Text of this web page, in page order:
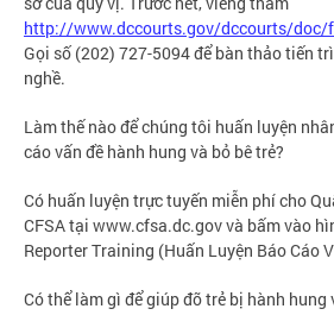
http://www.dccourts.gov/dccourts/doc/
Gọi số (202) 727-5094 để bàn thảo tiến
nghề.
Làm thế nào để chúng tôi huấn luyện
cáo vấn đề hành hung và bỏ bê trẻ?
Có huấn luyện trực tuyến miễn phí cho
CFSA tại www.cfsa.dc.gov và bấm vào
Reporter Training (Huấn Luyện Báo Cáo
Có thể làm gì để giúp đỡ trẻ bị hành hung